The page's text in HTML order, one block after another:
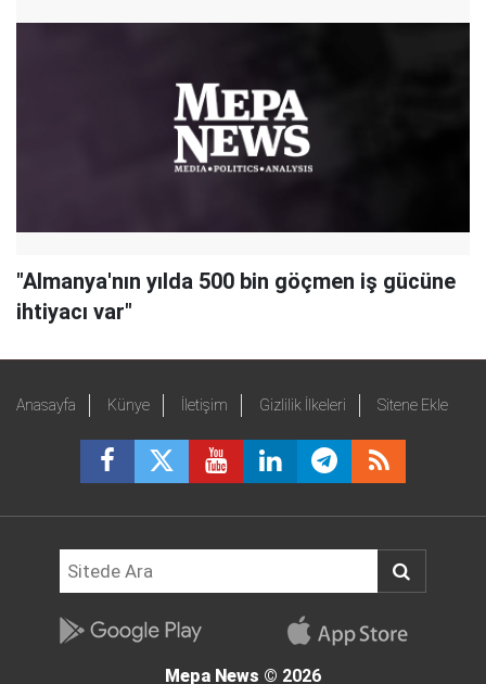
"Almanya'nın yılda 500 bin göçmen iş gücüne
ihtiyacı var"
Anasayfa Künye İletişim Gizlilik İlkeleri Sitene Ekle
Mepa News © 2026